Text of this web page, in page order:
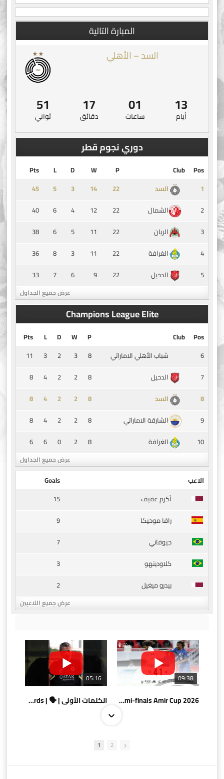
المبارة التالية
السد – الأهلي
13
أيام
01
ساعات
17
دقائق
51
ثواني
دوري نجوم قطر
Pos
Club
P
W
D
L
Pts
1
السد ‏22
14
3
5
45
2
الشمال 22
12
4
6
40
3
الريان 22
11
5
6
38
4
الغرافة 22
11
3
8
36
5
الدحيل 22
9
6
7
33
عرض جميع الجداول
Champions League Elite
Pos
Club
P
W
D
L
Pts
6
شباب الأهلي الاماراتي 8
3
2
3
11
7
الدحيل 8
2
2
4
8
8
السد 8
2
2
4
8
9
الشارقة الاماراتي 8
2
2
4
8
10
الغرافة 8
2
0
6
6
عرض جميع الجداول
الاعب
Goals
أكرم عفيف
15
رافا موخيكا
9
جيوفاني
7
كلاودينهو
3
بيدرو ميغيل
2
عرض جميع اللاعبين
05:16
الكلمات الأولى | 🗣 | First words
09:38
AlSadd 4/1 AlDuhail - Semi-finals Amir Cup 2026 #السد/ الدحيل
1 2